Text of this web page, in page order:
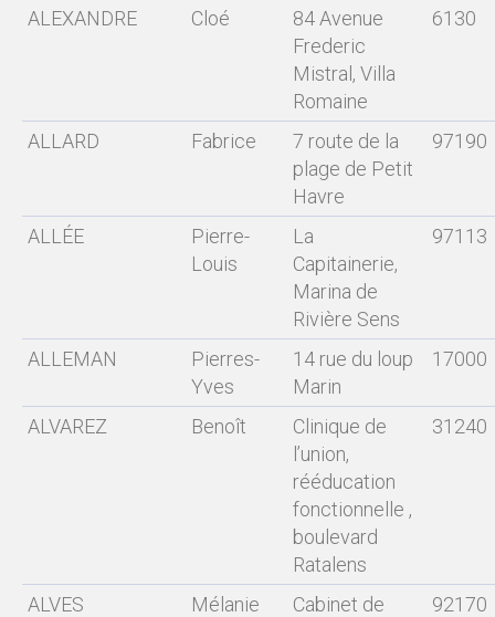
ALEXANDRE Cloé
84 Avenue
Frederic
Mistral, Villa
Romaine
6130
ALLARD Fabrice
7 route de la
plage de Petit
Havre
97190
ALLÉE
Pierre-
Louis
La
Capitainerie,
Marina de
Rivière Sens
97113
ALLEMAN
Pierres-
Yves
14 rue du loup
Marin
17000
ALVAREZ Benoît
Clinique de
l’union,
rééducation
fonctionnelle ,
boulevard
Ratalens
31240
ALVES Mélanie
Cabinet de
92170